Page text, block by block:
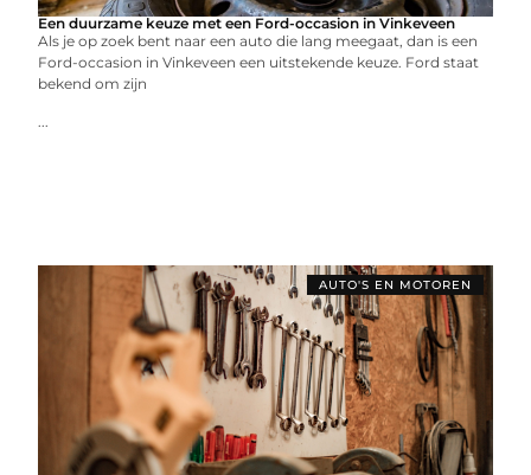
Een duurzame keuze met een Ford-occasion in Vinkeveen
Als je op zoek bent naar een auto die lang meegaat, dan is een
Ford-occasion in Vinkeveen een uitstekende keuze. Ford staat
bekend om zijn
...
AUTO'S EN MOTOREN